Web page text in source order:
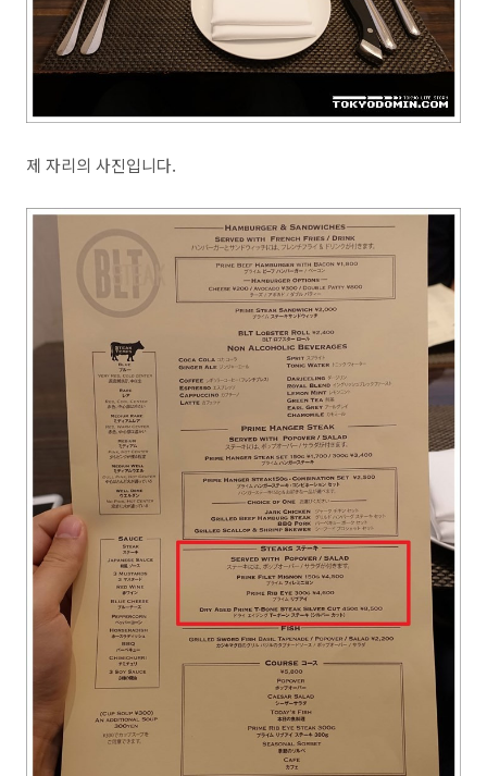
제 자리의 사진입니다.